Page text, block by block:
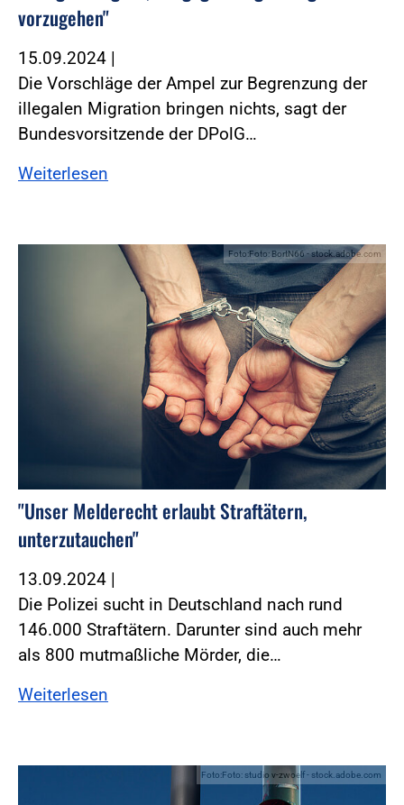
vorzugehen"
15.09.2024 |
Die Vorschläge der Ampel zur Begrenzung der
illegalen Migration bringen nichts, sagt der
Bundesvorsitzende der DPolG…
Weiterlesen
Foto:Foto: BortN66 - stock.adobe.com
"Unser Melderecht erlaubt Straftätern,
unterzutauchen"
13.09.2024 |
Die Polizei sucht in Deutschland nach rund
146.000 Straftätern. Darunter sind auch mehr
als 800 mutmaßliche Mörder, die…
Weiterlesen
Foto:Foto: studio v-zwoelf - stock.adobe.com